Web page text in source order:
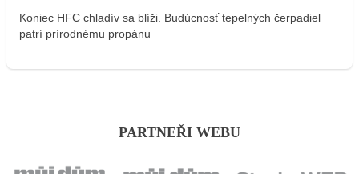
Koniec HFC chladív sa blíži. Budúcnosť tepelných čerpadiel
patrí prírodnému propánu
PARTNEŘI WEBU